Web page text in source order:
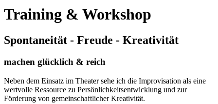
Training & Workshop
Spontaneität - Freude - Kreativität
machen glücklich & reich
Neben dem Einsatz im Theater sehe ich die Improvisation als eine
wertvolle Ressource zu Persönlichkeitsentwicklung und zur
Förderung von gemeinschaftlicher Kreativität.